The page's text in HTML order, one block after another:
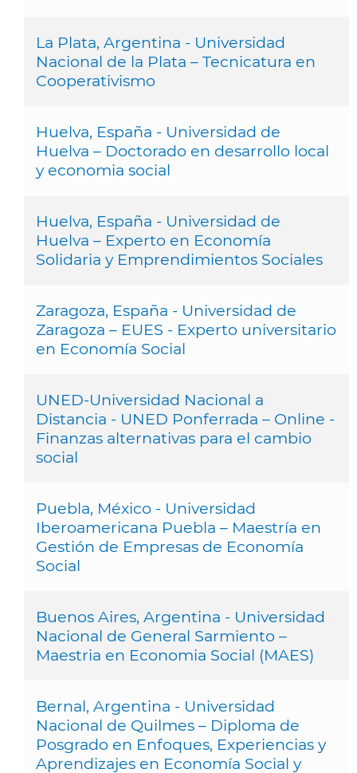
La Plata, Argentina - Universidad
Nacional de la Plata – Tecnicatura en
Cooperativismo
Huelva, España - Universidad de
Huelva – Doctorado en desarrollo local
y economia social
Huelva, España - Universidad de
Huelva – Experto en Economía
Solidaria y Emprendimientos Sociales
Zaragoza, España - Universidad de
Zaragoza – EUES - Experto universitario
en Economía Social
UNED-Universidad Nacional a
Distancia - UNED Ponferrada – Online -
Finanzas alternativas para el cambio
social
Puebla, México - Universidad
Iberoamericana Puebla – Maestría en
Gestión de Empresas de Economía
Social
Buenos Aires, Argentina - Universidad
Nacional de General Sarmiento –
Maestria en Economia Social (MAES)
Bernal, Argentina - Universidad
Nacional de Quilmes – Diploma de
Posgrado en Enfoques, Experiencias y
Aprendizajes en Economía Social y